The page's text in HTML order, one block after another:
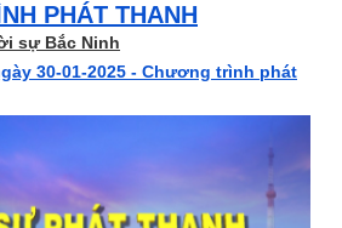
PHÁT THANH
sự Bắc Ninh
30-01-2025 - Chương trình phát